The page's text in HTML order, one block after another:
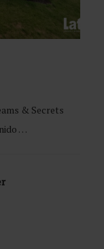
& Secrets
…